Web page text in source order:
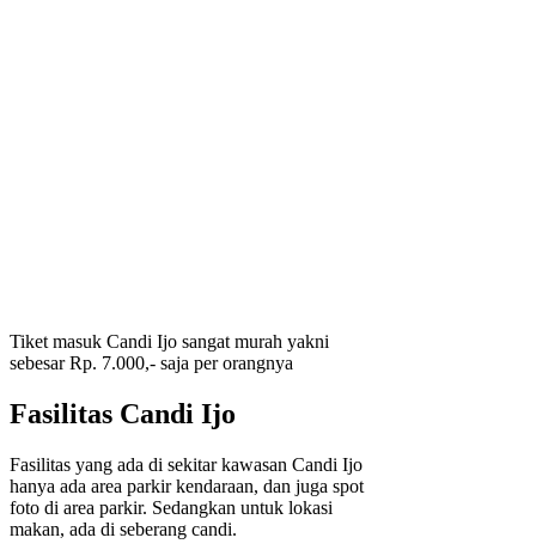
Tiket masuk Candi Ijo sangat murah yakni
sebesar Rp. 7.000,- saja per orangnya
Fasilitas Candi Ijo
Fasilitas yang ada di sekitar kawasan Candi Ijo
hanya ada area parkir kendaraan, dan juga spot
foto di area parkir. Sedangkan untuk lokasi
makan, ada di seberang candi.